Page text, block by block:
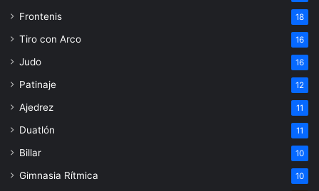
Frontenis 18
Tiro con Arco 16
Judo 16
Patinaje 12
Ajedrez 11
Duatlón 11
Billar 10
Gimnasia Rítmica 10